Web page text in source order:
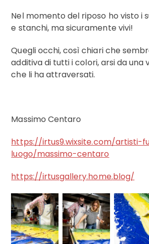
Nel momento del riposo ho visto i
e stanchi, ma sicuramente vivi!
Quegli occhi, così chiari che
additiva di tutti i colori, arsi da una
che li ha attraversati.
Massimo Centaro
https://irtus9.wixsite.com/artisti-
luogo/massimo-centaro
https://irtusgallery.home.blog/